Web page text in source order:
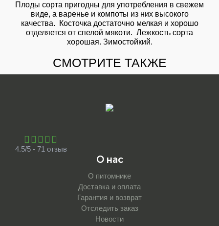
Плоды сорта пригодны для употребления в свежем
виде, а варенье и компоты из них высокого
качества. Косточка достаточно мелкая и хорошо
отделяется от спелой мякоти. Лежкость сорта
хорошая. Зимостойкий.
СМОТРИТЕ ТАКЖЕ
4.5/5 - 71 отзыв
О нас
О питомнике
Доставка и оплата
Гарантия и возврат
Отследить заказ
Новости